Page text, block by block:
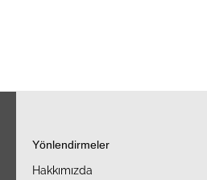
Yönlendirmeler
Hakkımızda